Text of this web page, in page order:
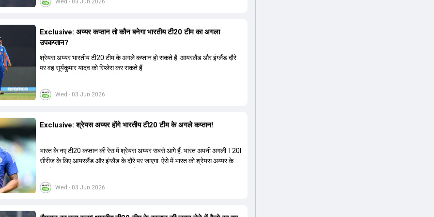
Wed - 03 Jun 2026
Wed - 03 Jun 2026
Exclusive: अय्यर कप्तान तो कौन बनेगा भारतीय टी20 टीम का अगला
उपकप्तान?
श्रेयस अय्यर भारतीय टी20 टीम के अगले कप्तान हो सकते हैं. आयरलैंड और इंग्लैंड दौरे
पर वह सूर्यकुमार यादव को रिप्लेस कर सकते हैं.
Wed - 03 Jun 2026
Exclusive: श्रेयस अय्यर होंगे भारतीय टी20 टीम के अगले कप्तान!
भारत के नए टी20 कप्तान की रेस में श्रेयस अय्यर सबसे आगे हैं. भारत अपनी अगली T20I
सीरीज के लिए आयरलैंड और इंग्लैंड के दौरे पर जाएगा. ऐसे में भारत को श्रेयस अय्यर के